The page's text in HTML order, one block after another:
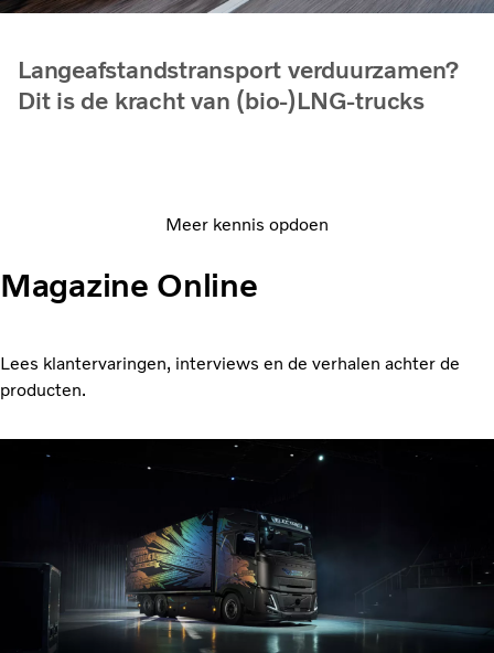
Langeafstandstransport verduurzamen?
Dit is de kracht van (bio-)LNG-trucks
Meer kennis opdoen
Magazine Online
Lees klantervaringen, interviews en de verhalen achter de
producten.